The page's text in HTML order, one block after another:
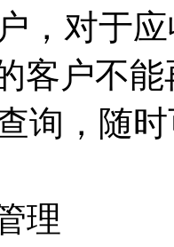
，对于
客户不
询，随
理